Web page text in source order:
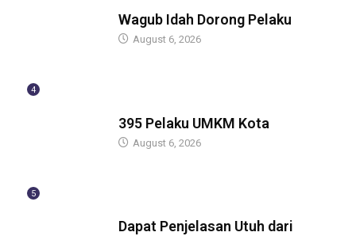
Wagub Idah Dorong Pelaku
August 6, 2026
4
395 Pelaku UMKM Kota
August 6, 2026
5
Dapat Penjelasan Utuh dari